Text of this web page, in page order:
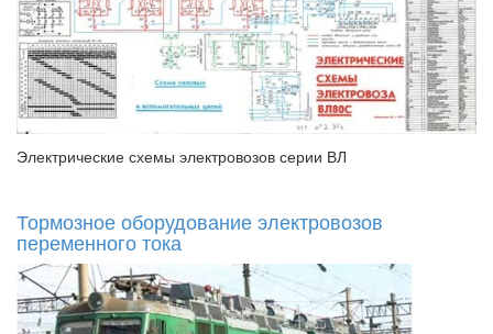
Электрические схемы электровозов серии ВЛ
Тормозное оборудование электровозов
переменного тока